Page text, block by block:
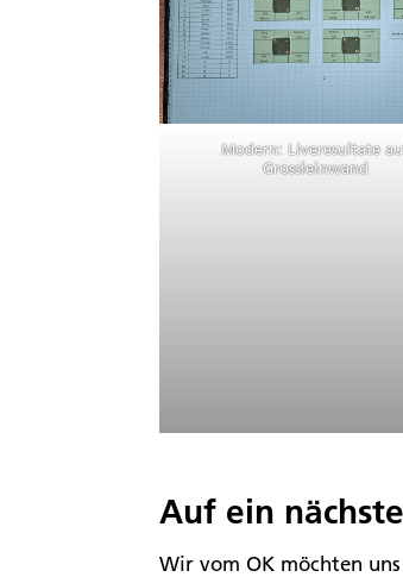
Modern: Liveresultate
Grossleinwand
Auf ein
Wir vom OK möchten